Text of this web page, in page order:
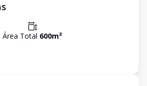
Área Total 600m²